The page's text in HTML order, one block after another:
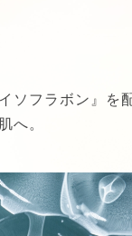
ソフラボン』を
へ。